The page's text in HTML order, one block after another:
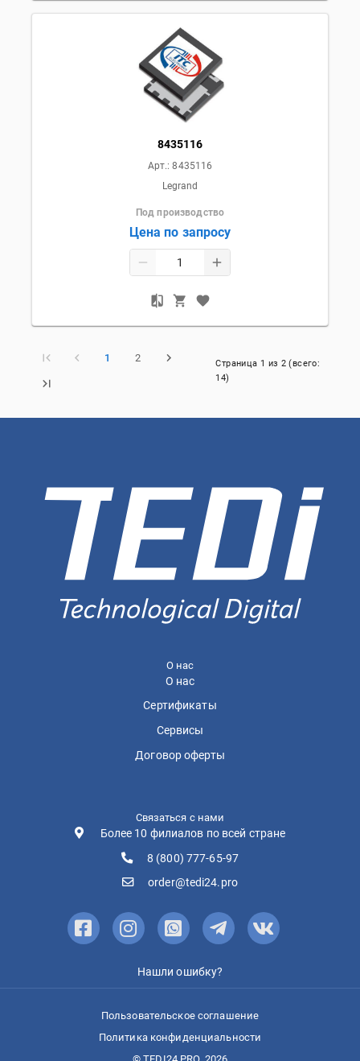
8435116
Арт.:8435116
Legrand
Под производство
Цена по запросу
1 2 Страница 1 из 2 (всего:
14)
О нас
О нас
Сертификаты
Сервисы
Договор оферты
Связаться с нами
Более 10 филиалов по всей стране
8 (800) 777-65-97
order@tedi24.pro
Нашли ошибку?
Пользовательское соглашение
Политика конфиденциальности